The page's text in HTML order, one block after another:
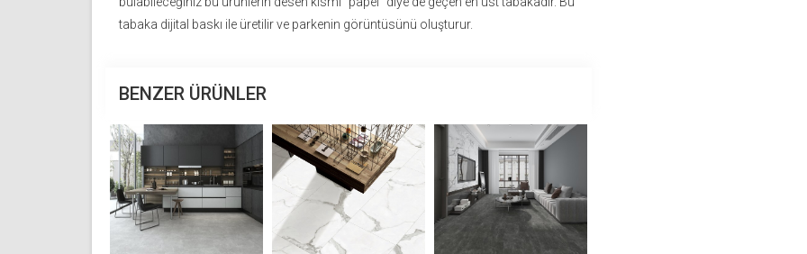
tabaka dijital baskı ile üretilir ve parkenin görüntüsünü oluşturur.
BENZER ÜRÜNLER